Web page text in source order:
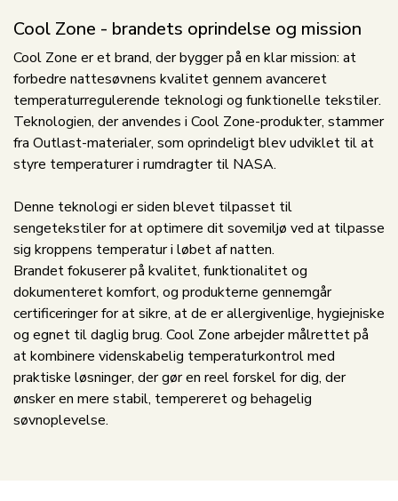
Cool Zone - brandets oprindelse og mission
Cool Zone er et brand, der bygger på en klar mission: at
forbedre nattesøvnens kvalitet gennem avanceret
temperaturregulerende teknologi og funktionelle tekstiler.
Teknologien, der anvendes i Cool Zone-produkter, stammer
fra Outlast-materialer, som oprindeligt blev udviklet til at
styre temperaturer i rumdragter til NASA.
Denne teknologi er siden blevet tilpasset til
sengetekstiler for at optimere dit sovemiljø ved at tilpasse
sig kroppens temperatur i løbet af natten.
Brandet fokuserer på kvalitet, funktionalitet og
dokumenteret komfort, og produkterne gennemgår
certificeringer for at sikre, at de er allergivenlige, hygiejniske
og egnet til daglig brug. Cool Zone arbejder målrettet på
at kombinere videnskabelig temperaturkontrol med
praktiske løsninger, der gør en reel forskel for dig, der
ønsker en mere stabil, tempereret og behagelig
søvnoplevelse.